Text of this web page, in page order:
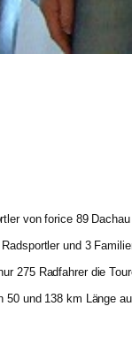
von forice 89
und 3
275 Radfahrer die
50 und 138 km Länge